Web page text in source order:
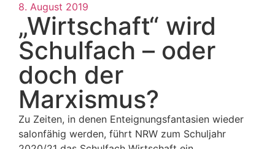
8. August 2019
„Wirtschaft“ wird
Schulfach – oder
doch der
Marxismus?
Zu Zeiten, in denen Enteignungsfantasien wieder
salonfähig werden, führt NRW zum Schuljahr